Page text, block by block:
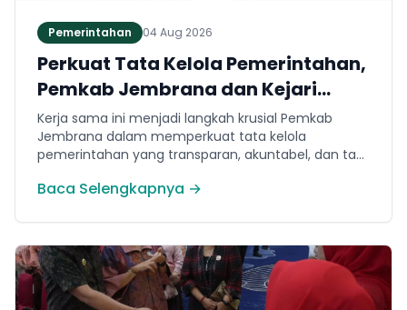
Pemerintahan 04 Aug 2026
Perkuat Tata Kelola Pemerintahan,
Pemkab Jembrana dan Kejari
Jembrana Sepakati Kerja Sama
Hukum Datun
Kerja sama ini menjadi langkah krusial Pemkab
Jembrana dalam memperkuat tata kelola
pemerintahan yang transparan, akuntabel, dan taat
mencakup tiga domain utama, yakni pemberian
tindakan hukum lainnya.
Baca Selengkapnya →